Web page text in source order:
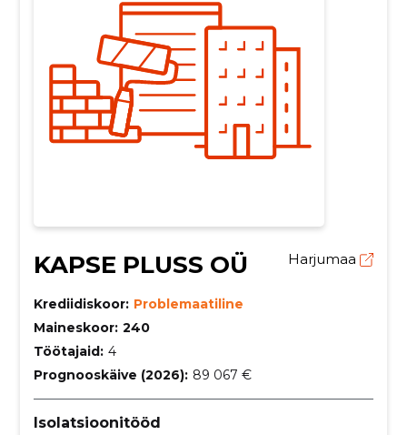
KAPSE PLUSS OÜ Harjumaa
Krediidiskoor: Problemaatiline
Maineskoor: 240
Töötajaid: 4
Prognooskäive (2026): 89 067 €
Isolatsioonitööd